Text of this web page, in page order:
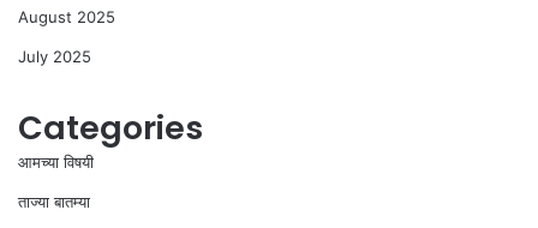
August 2025
July 2025
Categories
आमच्या विषयी
ताज्या बातम्या